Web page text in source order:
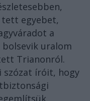
tett egyebet,
a
uralom
Trianonról.
szózat íróit, hogy